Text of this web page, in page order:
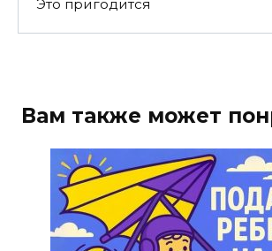
Это пригодится
Вам также может